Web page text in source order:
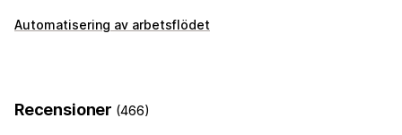
Redigerbara resurser
Massredigerare
Automatisering av arbetsflödet
Recensioner (466)